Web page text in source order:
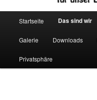
Startseite Das sind wir
Galerie Downloads
Privatsphäre